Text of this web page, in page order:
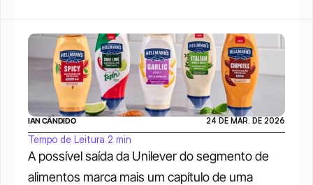
A possível saída da Unilever do segmento de
alimentos marca mais um capítulo de uma
IAN CÂNDIDO 24 DE MAR. DE 2026
Tempo de Leitura 2 min